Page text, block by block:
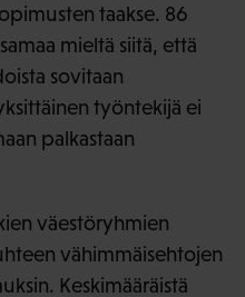
taakse. 86
mieltä siitä, että
sovitaan
työntekijä ei
palkastaan
väestöryhmien
vähimmäisehtojen
Keskimääräistä